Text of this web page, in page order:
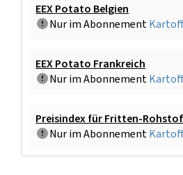
EEX Potato Belgien
Nur im Abonnement
EEX Potato Frankreich
Nur im Abonnement
Preisindex für Fritten-
Nur im Abonnement